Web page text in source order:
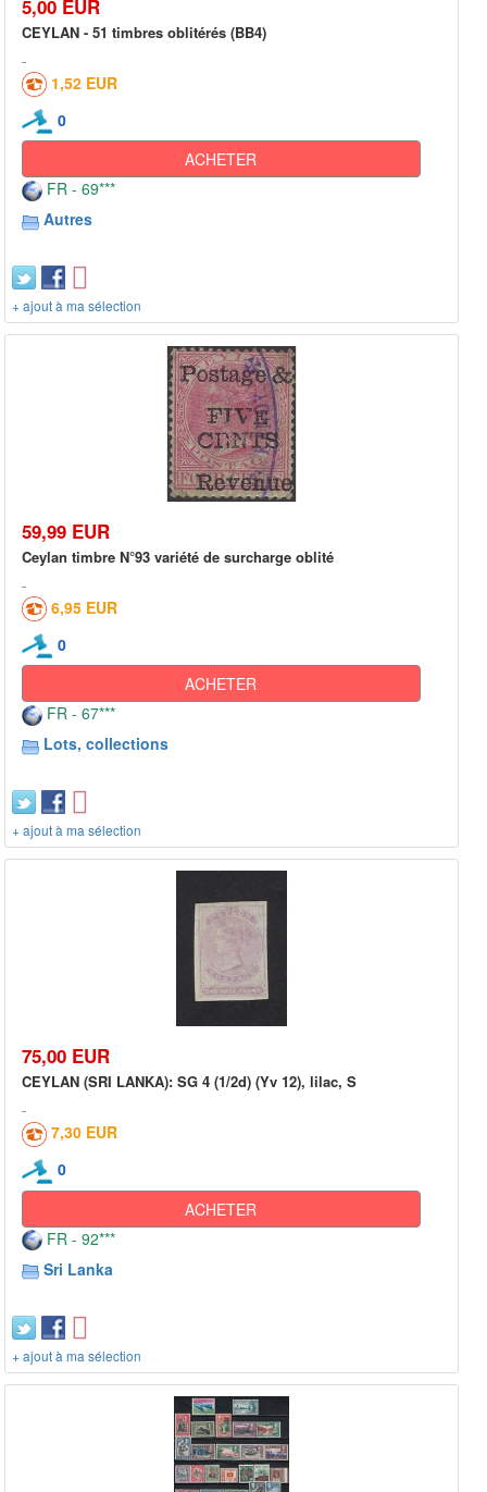
5,00 EUR
CEYLAN - 51 timbres oblitérés (BB4)
1,52 EUR
0
ACHETER
FR - 69***
Autres
+ ajout à ma sélection
59,99 EUR
Ceylan timbre N°93 variété de surcharge oblité
6,95 EUR
0
ACHETER
FR - 67***
Lots, collections
+ ajout à ma sélection
75,00 EUR
CEYLAN (SRI LANKA): SG 4 (1/2d) (Yv 12), lilac, S
7,30 EUR
0
ACHETER
FR - 92***
Sri Lanka
+ ajout à ma sélection